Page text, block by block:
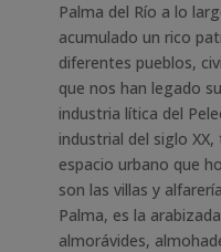
Palma del Río a lo
acumulado un rico
diferentes pueblos,
que nos han legado
industria lítica del
industrial del siglo
espacio urbano que
son las villas y
Palma, es la
almorávides,